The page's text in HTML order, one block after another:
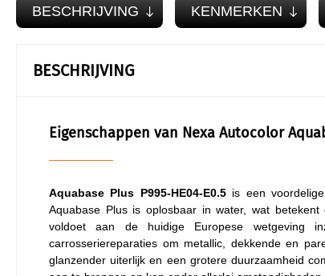
BESCHRIJVING KENMERKEN
BESCHRIJVING
Eigenschappen van Nexa Autocolor
Aquabase Plus P995-HE04-E0.5is een voordelige
Aquabase Plus is oplosbaar in water, wat
voldoet aan de huidige Europese wetgeving
carrosseriereparaties om metallic, dekkende en
glanzender uiterlijk en een grotere duurzaamheid